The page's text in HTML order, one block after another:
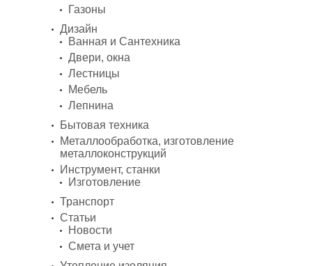
Газоны
Дизайн
Ванная и Сантехника
Двери, окна
Лестницы
Мебель
Лепнина
Бытовая техника
Металлообработка, изготовление
металлоконструкций
Инструмент, станки
Изготовление
Транспорт
Статьи
Новости
Смета и учет